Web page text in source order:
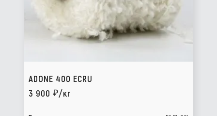
ADONE 400 ECRU
3 900
/кг